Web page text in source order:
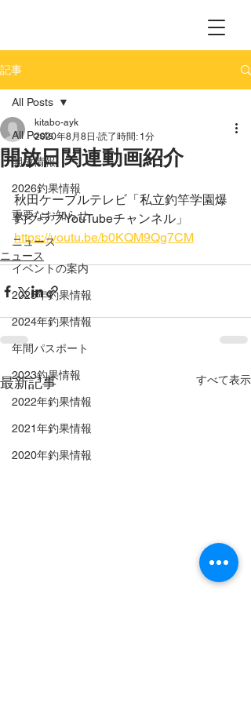
記事
All Posts
開放情報
2026釣果情報
重要なお知らせ
ニュース
イベントの案内
2025年釣果情報
2024年釣果情報
年間パスポート
2023釣果情報
2022年釣果情報
2021年釣果情報
2020年釣果情報
All Posts
開放日関連動画紹介
kitabo-ayk
2020年8月8日 読了時間: 1分
秋田ケーブルテレビ「私立釣竿学園爆
釣クラブYouTubeチャンネル」
https://youtu.be/b0KQM9Qg7CM
ニュース
最新記事 すべて表示